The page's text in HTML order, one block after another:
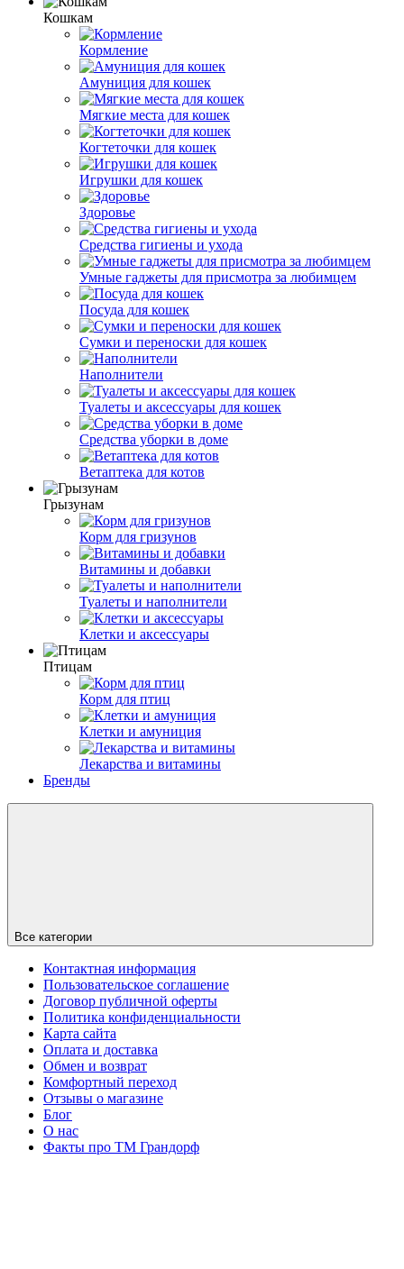
Кошкам
Кормление
Амуниция для кошек
Мягкие места для кошек
Когтеточки для кошек
Игрушки для кошек
Здоровье
Средства гигиены и ухода
Умные гаджеты для присмотра за любимцем
Посуда для кошек
Сумки и переноски для кошек
Наполнители
Туалеты и аксессуары для кошек
Средства уборки в доме
Ветаптека для котов
Грызунам
Корм для гризунов
Витамины и добавки
Туалеты и наполнители
Клетки и аксессуары
Птицам
Корм для птиц
Клетки и амуниция
Лекарства и витамины
Бренды
Все категории
Контактная информация
Пользовательское соглашение
Договор публичной оферты
Политика конфиденциальности
Карта сайта
Оплата и доставка
Обмен и возврат
Комфортный переход
Отзывы о магазине
Блог
О нас
Факты про TM Грандорф